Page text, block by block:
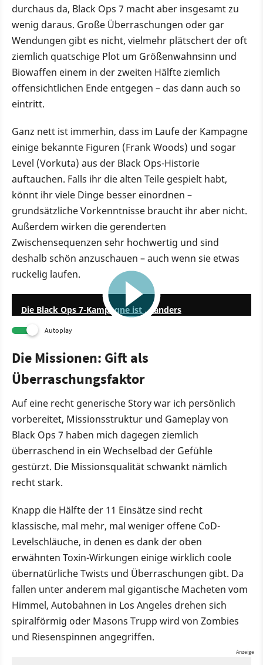
durchaus da, Black Ops 7 macht aber insgesamt zu
wenig daraus. Große Überraschungen oder gar
Wendungen gibt es nicht, vielmehr plätschert der oft
ziemlich quatschige Plot um Größenwahnsinn und
Biowaffen einem in der zweiten Hälfte ziemlich
offensichtlichen Ende entgegen – das dann auch so
eintritt.
Ganz nett ist immerhin, dass im Laufe der Kampagne
einige bekannte Figuren (Frank Woods) und sogar
Level (Vorkuta) aus der Black Ops-Historie
auftauchen. Falls ihr die alten Teile gespielt habt,
könnt ihr viele Dinge besser einordnen –
grundsätzliche Vorkenntnisse braucht ihr aber nicht.
Außerdem wirken die gerenderten
Zwischensequenzen sehr hochwertig und sind
deshalb schön anzuschauen – auch wenn sie etwas
ruckelig laufen.
Die Black Ops 7-Kampagne ist ... anders
Autoplay
Die Missionen: Gift als
Überraschungsfaktor
Auf eine recht generische Story war ich persönlich
vorbereitet, Missionsstruktur und Gameplay von
Black Ops 7 haben mich dagegen ziemlich
überraschend in ein Wechselbad der Gefühle
gestürzt. Die Missionsqualität schwankt nämlich
recht stark.
Knapp die Hälfte der 11 Einsätze sind recht
klassische, mal mehr, mal weniger offene CoD-
Levelschläuche, in denen es dank der oben
erwähnten Toxin-Wirkungen einige wirklich coole
übernatürliche Twists und Überraschungen gibt. Da
fallen unter anderem mal gigantische Macheten vom
Himmel, Autobahnen in Los Angeles drehen sich
spiralförmig oder Masons Trupp wird von Zombies
und Riesenspinnen angegriffen.